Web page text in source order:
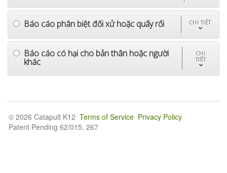
Báo cáo phân biệt đối xử hoặc quấy rối CHI TIẾT
Báo cáo có hại cho bản thân hoặc người
khác
CHI
TIẾT
© 2026 Catapult K12 Terms of Service Privacy Policy
Patent Pending 62/015, 267